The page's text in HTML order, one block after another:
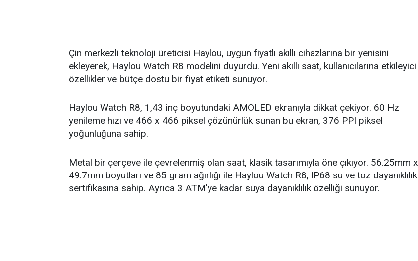
Çin merkezli teknoloji üreticisi Haylou, uygun fiyatlı akıllı cihazlarına bir yenisini
ekleyerek, Haylou Watch R8 modelini duyurdu. Yeni akıllı saat, kullanıcılarına etkileyici
özellikler ve bütçe dostu bir fiyat etiketi sunuyor.
Haylou Watch R8, 1,43 inç boyutundaki AMOLED ekranıyla dikkat çekiyor. 60 Hz
yenileme hızı ve 466 x 466 piksel çözünürlük sunan bu ekran, 376 PPI piksel
yoğunluğuna sahip.
Metal bir çerçeve ile çevrelenmiş olan saat, klasik tasarımıyla öne çıkıyor. 56.25mm x
49.7mm boyutları ve 85 gram ağırlığı ile Haylou Watch R8, IP68 su ve toz dayanıklılık
sertifikasına sahip. Ayrıca 3 ATM'ye kadar suya dayanıklılık özelliği sunuyor.